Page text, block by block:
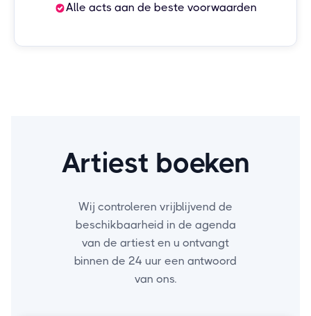
Alle acts aan de beste voorwaarden
Artiest boeken
Wij controleren vrijblijvend de
beschikbaarheid in de agenda
van de artiest en u ontvangt
binnen de 24 uur een antwoord
van ons.